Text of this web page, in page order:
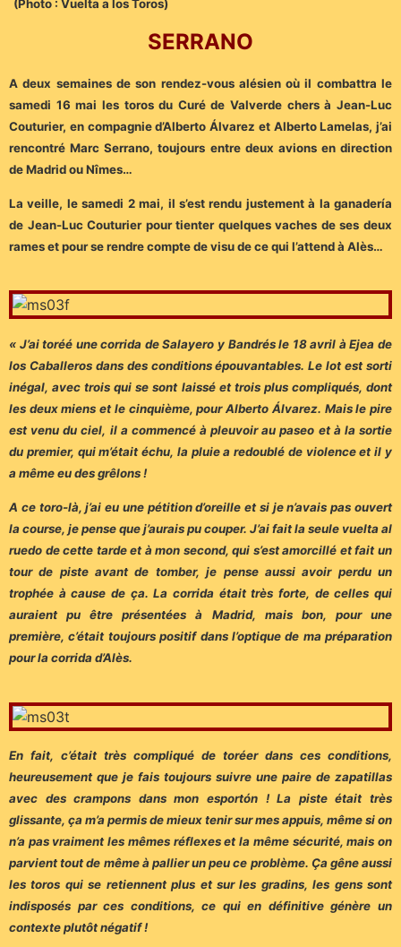
(Photo : Vuelta a los Toros)
SERRANO
A deux semaines de son rendez-vous alésien où il combattra le
samedi 16 mai les toros du Curé de Valverde chers à Jean-Luc
Couturier, en compagnie d’Alberto Álvarez et Alberto Lamelas, j’ai
rencontré Marc Serrano, toujours entre deux avions en direction
de Madrid ou Nîmes…
La veille, le samedi 2 mai, il s’est rendu justement à la ganadería
de Jean-Luc Couturier pour tienter quelques vaches de ses deux
rames et pour se rendre compte de visu de ce qui l’attend à Alès…
« J’ai toréé une corrida de Salayero y Bandrés le 18 avril à Ejea de
los Caballeros dans des conditions épouvantables. Le lot est sorti
inégal, avec trois qui se sont laissé et trois plus compliqués, dont
les deux miens et le cinquième, pour Alberto Álvarez. Mais le pire
est venu du ciel, il a commencé à pleuvoir au paseo et à la sortie
du premier, qui m’était échu, la pluie a redoublé de violence et il y
a même eu des grêlons !
A ce toro-là, j’ai eu une pétition d’oreille et si je n’avais pas ouvert
la course, je pense que j’aurais pu couper. J’ai fait la seule vuelta al
ruedo de cette tarde et à mon second, qui s’est amorcillé et fait un
tour de piste avant de tomber, je pense aussi avoir perdu un
trophée à cause de ça. La corrida était très forte, de celles qui
auraient pu être présentées à Madrid, mais bon, pour une
première, c’était toujours positif dans l’optique de ma préparation
pour la corrida d’Alès.
En fait, c’était très compliqué de toréer dans ces conditions,
heureusement que je fais toujours suivre une paire de zapatillas
avec des crampons dans mon esportón ! La piste était très
glissante, ça m’a permis de mieux tenir sur mes appuis, même si on
n’a pas vraiment les mêmes réflexes et la même sécurité, mais on
parvient tout de même à pallier un peu ce problème. Ça gêne aussi
les toros qui se retiennent plus et sur les gradins, les gens sont
indisposés par ces conditions, ce qui en définitive génère un
contexte plutôt négatif !